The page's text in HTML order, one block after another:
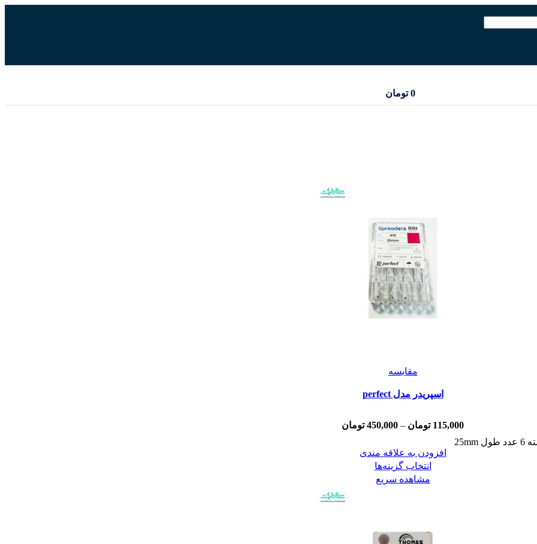
0 تومان
مقایسه
اسپريدر مدل perfect
115,000 تومان –
450,000 تومان
افزودن به علاقه مندی
انتخاب گزینه‌ها
مشاهده سریع